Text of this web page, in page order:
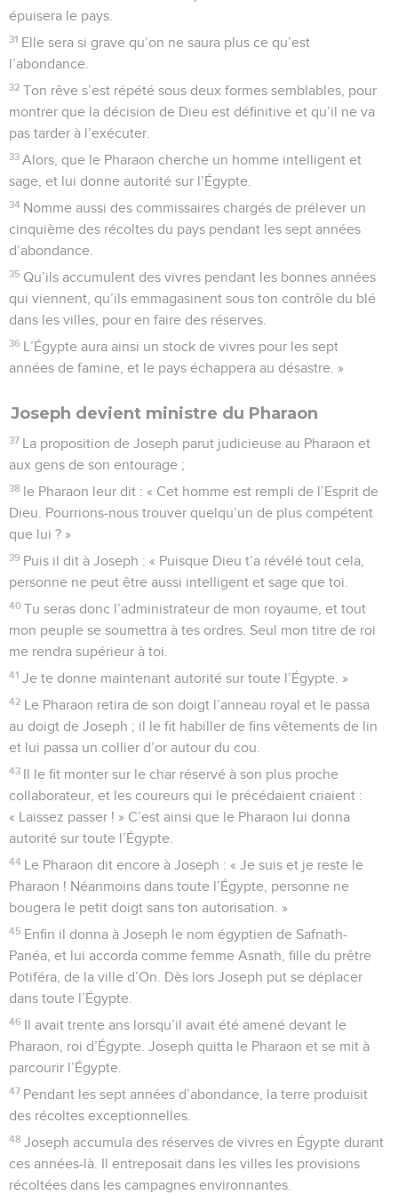
épuisera le pays.
31 Elle sera si grave qu’on ne saura plus ce qu’est
l’abondance.
32 Ton rêve s’est répété sous deux formes semblables, pour
montrer que la décision de Dieu est définitive et qu’il ne va
pas tarder à l’exécuter.
33 Alors, que le Pharaon cherche un homme intelligent et
sage, et lui donne autorité sur l’Égypte.
34 Nomme aussi des commissaires chargés de prélever un
cinquième des récoltes du pays pendant les sept années
d’abondance.
35 Qu’ils accumulent des vivres pendant les bonnes années
qui viennent, qu’ils emmagasinent sous ton contrôle du blé
dans les villes, pour en faire des réserves.
36 L’Égypte aura ainsi un stock de vivres pour les sept
années de famine, et le pays échappera au désastre. »
Joseph devient ministre du Pharaon
37 La proposition de Joseph parut judicieuse au Pharaon et
aux gens de son entourage ;
38 le Pharaon leur dit : « Cet homme est rempli de l’Esprit de
Dieu. Pourrions-nous trouver quelqu’un de plus compétent
que lui ? »
39 Puis il dit à Joseph : « Puisque Dieu t’a révélé tout cela,
personne ne peut être aussi intelligent et sage que toi.
40 Tu seras donc l’administrateur de mon royaume, et tout
mon peuple se soumettra à tes ordres. Seul mon titre de roi
me rendra supérieur à toi.
41 Je te donne maintenant autorité sur toute l’Égypte. »
42 Le Pharaon retira de son doigt l’anneau royal et le passa
au doigt de Joseph ; il le fit habiller de fins vêtements de lin
et lui passa un collier d’or autour du cou.
43 Il le fit monter sur le char réservé à son plus proche
collaborateur, et les coureurs qui le précédaient criaient :
« Laissez passer ! » C’est ainsi que le Pharaon lui donna
autorité sur toute l’Égypte.
44 Le Pharaon dit encore à Joseph : « Je suis et je reste le
Pharaon ! Néanmoins dans toute l’Égypte, personne ne
bougera le petit doigt sans ton autorisation. »
45 Enfin il donna à Joseph le nom égyptien de Safnath-
Panéa, et lui accorda comme femme Asnath, fille du prêtre
Potiféra, de la ville d’On. Dès lors Joseph put se déplacer
dans toute l’Égypte.
46 Il avait trente ans lorsqu’il avait été amené devant le
Pharaon, roi d’Égypte. Joseph quitta le Pharaon et se mit à
parcourir l’Égypte.
47 Pendant les sept années d’abondance, la terre produisit
des récoltes exceptionnelles.
48 Joseph accumula des réserves de vivres en Égypte durant
ces années-là. Il entreposait dans les villes les provisions
récoltées dans les campagnes environnantes.